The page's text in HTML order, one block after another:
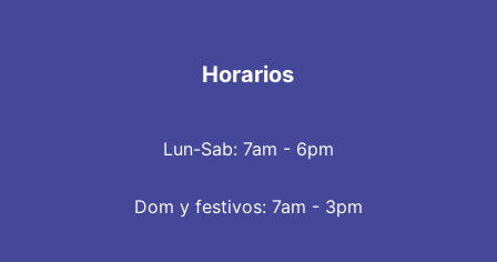
Horarios
Lun-Sab: 7am - 6pm
Dom y festivos: 7am - 3pm